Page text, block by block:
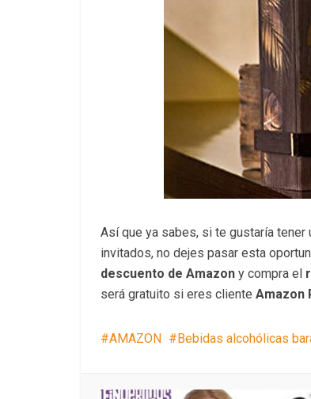
Así que ya sabes, si te gustaría
invitados, no dejes pasar esta
descuento de Amazon y compra el
será gratuito si eres cliente Amazon
AMAZON Bebidas alcohólicas